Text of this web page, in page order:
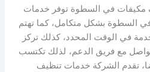
في السطوة توفر خدمات
السطوة بشكل متكامل، كما تهتم
في الوقت المحدد، كذلك تركز
مع فريق الدعم، لذلك تكتسب
تقدم الشركة خدمات تنظيف